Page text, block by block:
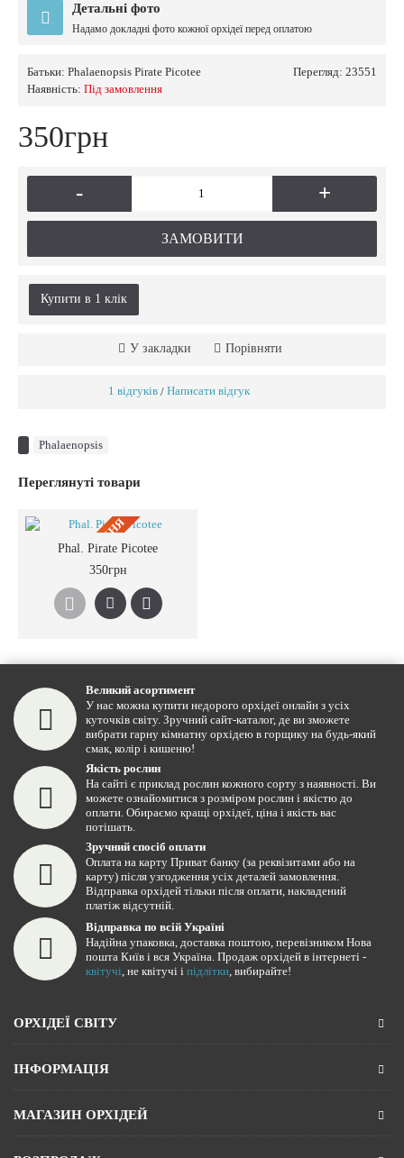
Детальні фото
Надамо докладні фото кожної орхідеї перед оплатою
Перегляд: 23551
Батьки: Phalaenopsis Pirate Picotee
Наявність: Пiд замовлення
350грн
- +
ЗАМОВИТИ
Купити в 1 клiк
У закладки Порівняти
1 відгуків / Написати відгук
Phalaenopsis
Переглянуті товари
ПIД ЗАМОВЛЕННЯ
Phal. Pirate Picotee
350грн
Великий асортимент
У нас можна купити недорого орхідеї онлайн з усіх
куточків світу. Зручний сайт-каталог, де ви зможете
вибрати гарну кімнатну орхідею в горщику на будь-який
смак, колір і кишеню!
Якість рослин
На сайті є приклад рослин кожного сорту з наявності. Ви
можете ознайомитися з розміром рослин і якістю до
оплати. Обираємо кращі орхідеї, ціна і якість вас
потішать.
Зручний спосіб оплати
Оплата на карту Приват банку (за реквізитами або на
карту) після узгодження усіх деталей замовлення.
Відправка орхідей тільки після оплати, накладений
платіж відсутній.
Відправка по всій Україні
Надійна упаковка, доставка поштою, перевізником Нова
пошта Київ і вся Україна. Продаж орхідей в інтернеті -
квітучі, не квітучі і підлітки, вибирайте!
ОРХІДЕЇ СВІТУ
ІНФОРМАЦІЯ
МАГАЗИН ОРХІДЕЙ